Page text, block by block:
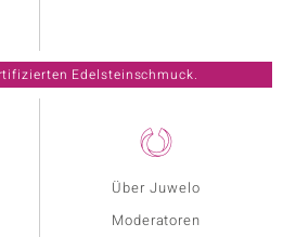
Über Juwelo
Moderatoren
Edelsteinschmuck.